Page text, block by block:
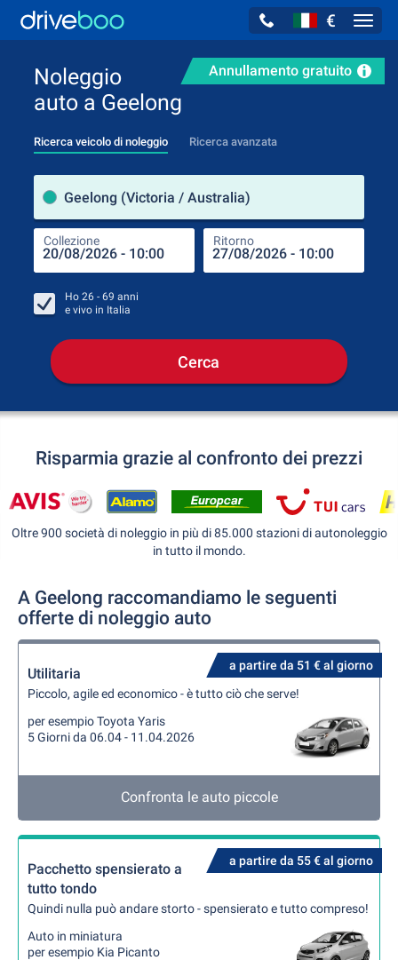
€
Annullamento gratuito
Noleggio
auto a Geelong
Ricerca veicolo di noleggio Ricerca avanzata
Geelong (Victoria / Australia)
Collezione Ritorno
Ho 26 - 69 anni
e vivo in Italia
Cerca
Risparmia grazie al confronto dei prezzi
Oltre 900 società di noleggio in più di 85.000 stazioni di autonoleggio
in tutto il mondo.
A Geelong raccomandiamo le seguenti
offerte di noleggio auto
a partire da 51 € al giorno
Utilitaria
Piccolo, agile ed economico - è tutto ciò che serve!
per esempio Toyota Yaris
5 Giorni da 06.04 - 11.04.2026
Confronta le auto piccole
a partire da 55 € al giorno
Pacchetto spensierato a
tutto tondo
Quindi nulla può andare storto - spensierato e tutto compreso!
Auto in miniatura
per esempio Kia Picanto